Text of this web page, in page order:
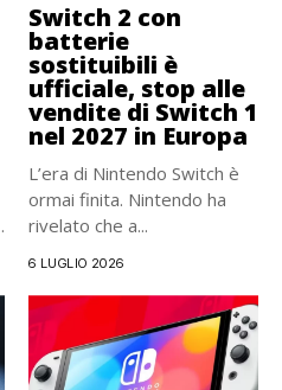
Switch 2 con
batterie
sostituibili è
ufficiale, stop alle
vendite di Switch 1
nel 2027 in Europa
L’era di Nintendo Switch è
ormai finita. Nintendo ha
rivelato che a...
6 LUGLIO 2026